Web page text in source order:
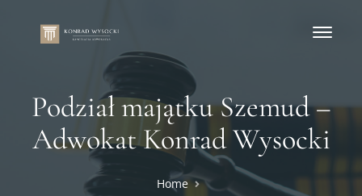
Podział majątku Szemud –
Adwokat Konrad Wysocki
Home